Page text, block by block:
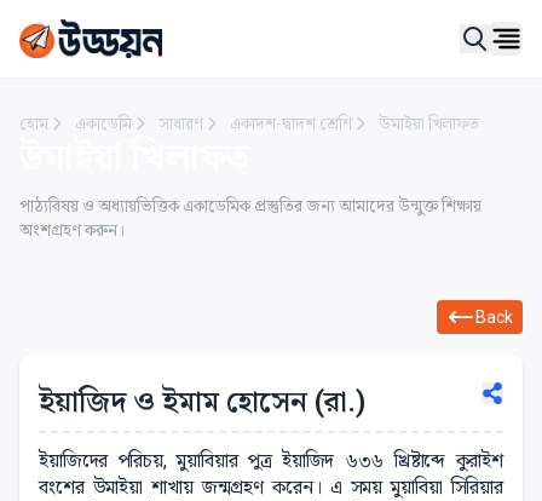
হোম একাডেমি সাধারণ একাদশ-দ্বাদশ শ্রেণি উমাইয়া খিলাফত
পাঠ্যবিষয় ও অধ্যায়ভিত্তিক একাডেমিক প্রস্তুতির জন্য আমাদের উন্মুক্ত শিক্ষায়
অংশগ্রহণ করুন।
Back
ইয়াজিদ ও ইমাম হোসেন (রা.)
ইয়াজিদের পরিচয়, মুয়াবিয়ার পুত্র ইয়াজিদ ৬৩৬ খ্রিষ্টাব্দে কুরাইশ
বংশের উমাইয়া শাখায় জন্মগ্রহণ করেন। এ সময় মুয়াবিয়া সিরিয়ার